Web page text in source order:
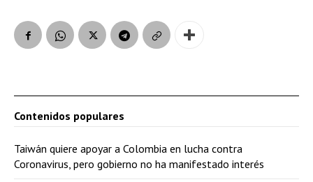
Contenidos populares
Taiwán quiere apoyar a Colombia en lucha contra
Coronavirus, pero gobierno no ha manifestado interés